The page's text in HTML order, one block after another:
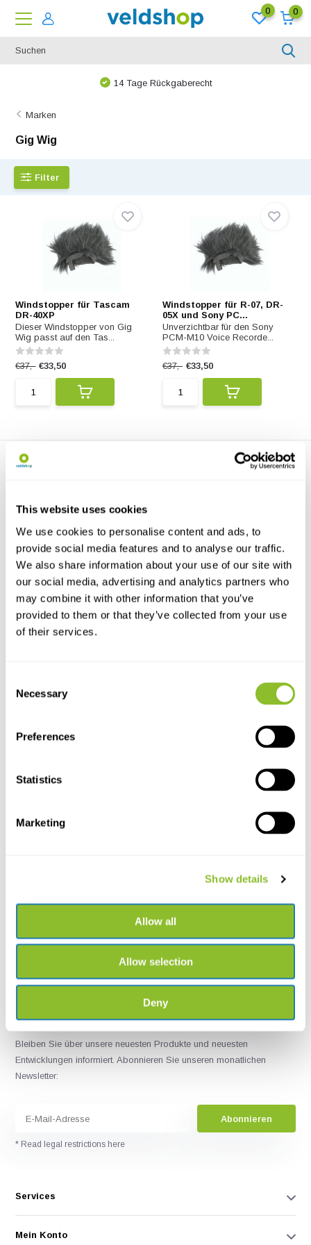
This website uses cookies
We use cookies to personalise content and ads, to
provide social media features and to analyse our traffic.
We also share information about your use of our site with
our social media, advertising and analytics partners who
may combine it with other information that you’ve
provided to them or that they’ve collected from your use
of their services.
Selection
Necessary
Preferences
Statistics
Marketing
Show details
Allow all
Allow selection
Deny
0 0
14 Tage Rückgaberecht
Marken
Gig Wig
Filter
Windstopper für Tascam
DR-40XP
Dieser Windstopper von Gig
Wig passt auf den Tas...
€37,- €33,50
Windstopper für R-07, DR-
05X und Sony PC...
Unverzichtbar für den Sony
PCM-M10 Voice Recorde...
€37,- €33,50
Windstopper für LS-P4
Unverzichtbar für den
Audiorecorder Olympus LS-P...
€37,- €33,50
sales@veldshop.nl
Bleiben Sie über unsere neuesten Produkte und neuesten
Entwicklungen informiert. Abonnieren Sie unseren monatlichen
Newsletter:
Abonnieren
* Read legal restrictions here
Services
Mein Konto